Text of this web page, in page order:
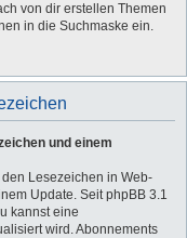
von dir erstellen Themen
in die Suchmaske ein.
und einem
Lesezeichen in Web-
Update. Seit phpBB 3.1
kannst eine
wird. Abonnements